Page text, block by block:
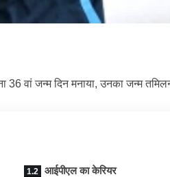
वां जन्म दिन मनाया, उनका जन्म
आईपीएल का केरियर